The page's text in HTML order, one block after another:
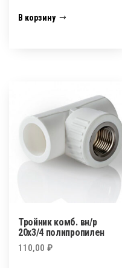
В корзину
Тройник комб. вн/р
20х3/4 полипропилен
110,00 ₽